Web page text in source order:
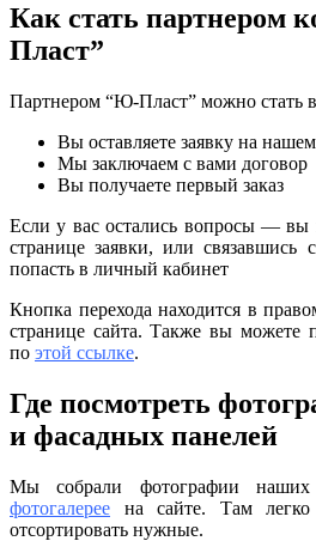
Как стать партнером
Пласт”
Партнером “Ю-Пласт” можно стать
Вы оставляете заявку на
Мы заключаем с вами договор
Вы получаете первый заказ
Если у вас остались вопросы — вы
странице заявки, или
попасть в личный кабинет
Кнопка перехода находится в
странице сайта. Также вы можете
по этой ссылке.
Где посмотреть
и фасадных панелей
Мы собрали фотографии
фотогалерее на сайте. Там
отсортировать нужные.